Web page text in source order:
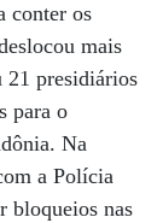
conter os
mais
21 presidiários
para o
Na
a Polícia
bloqueios nas